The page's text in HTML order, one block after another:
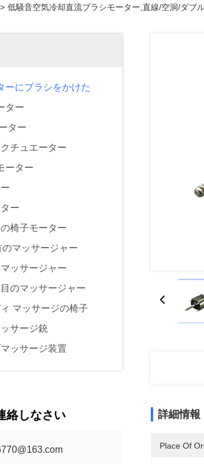
> 低騒音空気冷却直流ブラシモーター,直線/空洞/ダブ
ーにブラシをかけた
ター
ター
チュエーター
ーター
ー
椅子モーター
マッサージャー
ッサージャー
のマッサージャー
マッサージの椅子
サージ銃
ッサージ装置
絡しなさい 詳細情報
Place Of